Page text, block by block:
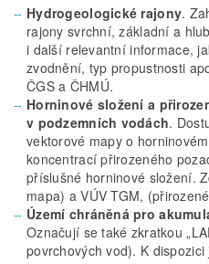
Hydrogeologické rajony.
rajony svrchní, základní a
i další relevantní informace,
zvodnění, typ propustnosti
ČGS a ČHMÚ.
Horninové složení a
v podzemních vodách.
vektorové mapy o
koncentrací přirozeného
příslušné horninové složení.
mapa) a VÚV TGM,
Území chráněná pro
Označují se také zkratkou
povrchových vod). K